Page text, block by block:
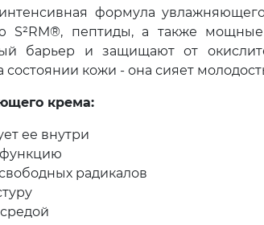
формула
S²RM®, пептиды, а также
барьер и защищают от
кожи - она сияет
крема:
ее внутри
функцию
радикалов